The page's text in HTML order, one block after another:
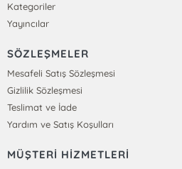
Kategoriler
Yayıncılar
SÖZLEŞMELER
Mesafeli Satış Sözleşmesi
Gizlilik Sözleşmesi
Teslimat ve İade
Yardım ve Satış Koşulları
MÜŞTERİ HİZMETLERİ